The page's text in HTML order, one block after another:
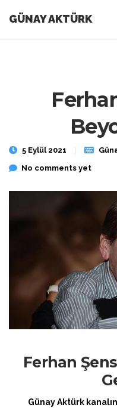
GÜNAY AKTÜRK
5 Eylül 2021
No comments yet
Ferhan
Günay Aktürk